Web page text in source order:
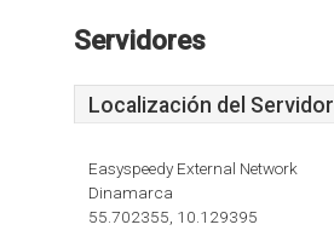
Servidores
Localización del Servidor
Easyspeedy External Network
Dinamarca
55.702355, 10.129395